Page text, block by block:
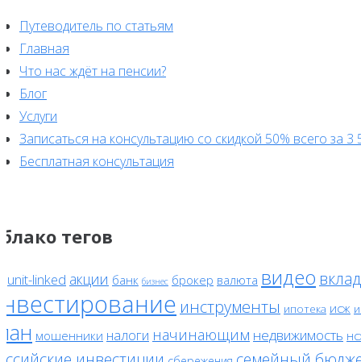
Путеводитель по статьям
Главная
Что нас ждёт на пенсии?
Блог
Услуги
Записаться на консультацию со скидкой 50% всего за 3
Бесплатная консультация
тегов
unit-linked акции банк бизнес брокер валюта видео вклад
инструменты ипотека исж
мошенники налоги начинающим недвижимость